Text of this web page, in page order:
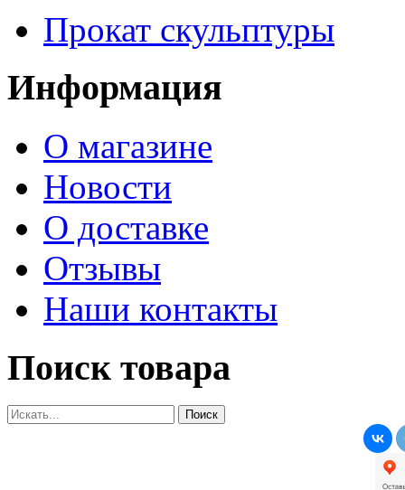
Прокат скульптуры
Информация
О магазине
Новости
О доставке
Отзывы
Наши контакты
Поиск товара